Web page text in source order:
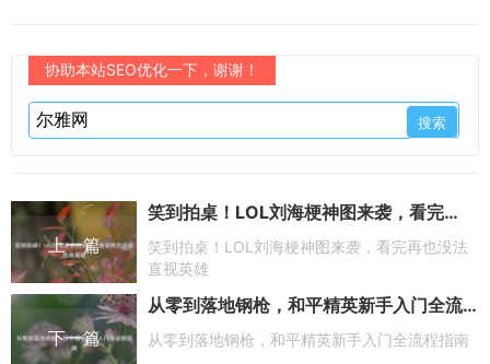
协助本站SEO优化一下，谢谢！
上一篇
笑到拍桌！LOL刘海梗神图来袭，看完再也没法直视英雄
笑到拍桌！LOL刘海梗神图来袭，看完再也没法
直视英雄
下一篇
从零到落地钢枪，和平精英新手入门全流程指南
从零到落地钢枪，和平精英新手入门全流程指南